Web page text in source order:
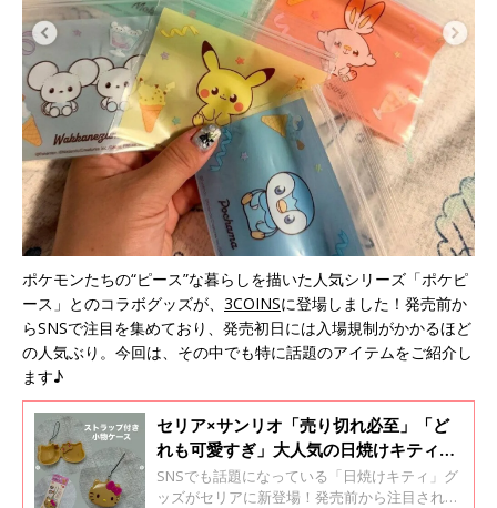
ポケモンたちの“ピース”な暮らしを描いた人気シリーズ「ポケピ
ース」とのコラボグッズが、 3COINSに登場しました！発売前か
らSNSで注目を集めており、発売初日には入場規制がかかるほど
の人気ぶり。今回は、その中でも特に話題のアイテムをご紹介し
ます♪
セリア×サンリオ「売り切れ必至」「ど
れも可愛すぎ」大人気の日焼けキティグ
ッズ4選
SNSでも話題になっている「日焼けキティ」グ
ッズがセリアに新登場！発売前から注目されて